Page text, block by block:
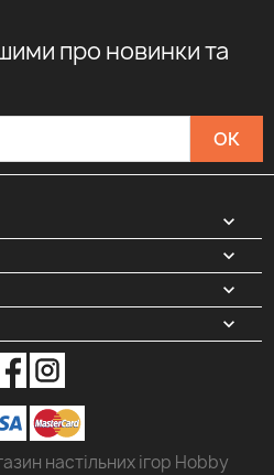
про новинки та


keyboard_arrow_down
keyboard_arrow_down
настільних ігор Hobby